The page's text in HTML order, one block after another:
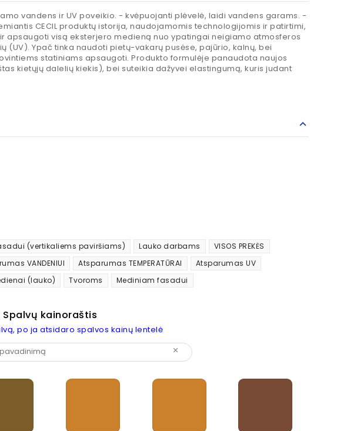
vandens ir UV poveikio. - kvėpuojanti plėvelė, laidi vandens garams. -
CECIL produktų istorija, naudojamomis technologijomis ir patirtimi,
apsaugoti visą eksterjero medieną nuo ypatingai neigiamo atmosferos
(UV). Ypač tinka naudoti pietų-vakarų pusėse, pajūrio, kalnų, bei
statiniams apsaugoti. Produkto formulėje panaudota naujos
kietųjų dalelių kiekis), bei suteikia dažyvei elastingumą, kuris judant
(vertikaliems paviršiams) Lauko darbams
VISOS PREKĖS
VANDENIUI Atsparumas TEMPERATŪRAI
Atsparumas UV
(lauko) Tvoroms Mediniam fasadui
Spalvų kainoraštis
po ja atsidaro spalvos kainų lentelė
clear